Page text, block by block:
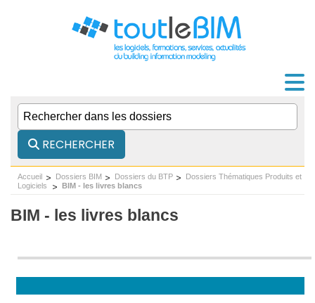
RECHERCHER
Accueil Dossiers BIM Dossiers du BTP
Dossiers Thématiques Produits et
Logiciels
BIM - les livres blancs
BIM - les livres blancs